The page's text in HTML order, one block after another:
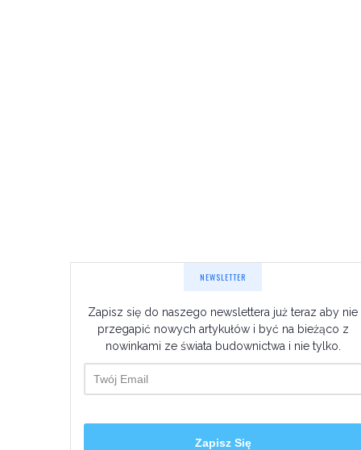
NEWSLETTER
Zapisz się do naszego newslettera już teraz aby nie
przegapić nowych artykułów i być na bieżąco z
nowinkami ze świata budownictwa i nie tylko.